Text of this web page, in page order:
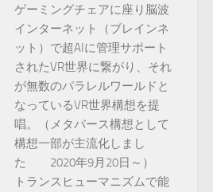
ゲーミングチェアに座り脳波
インターネット（ブレインネ
ット）で超AIに管理サポート
されたVR世界に繋がり、それ
が無数のパラレルワールドと
なっているVR世界構想を提
唱。（メタバース構想として
構想一部が主流化しまし
た 2020年9月20日～）
トランスヒューマニズムで能